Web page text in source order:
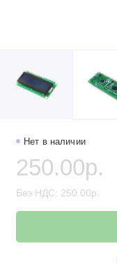
Нет в наличии
250.00р.
Без НДС: 250.00р.